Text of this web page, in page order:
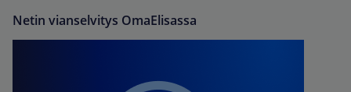
Netin vianselvitys OmaElisassa